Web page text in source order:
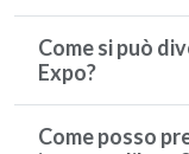
Come si può
Expo?
Come posso